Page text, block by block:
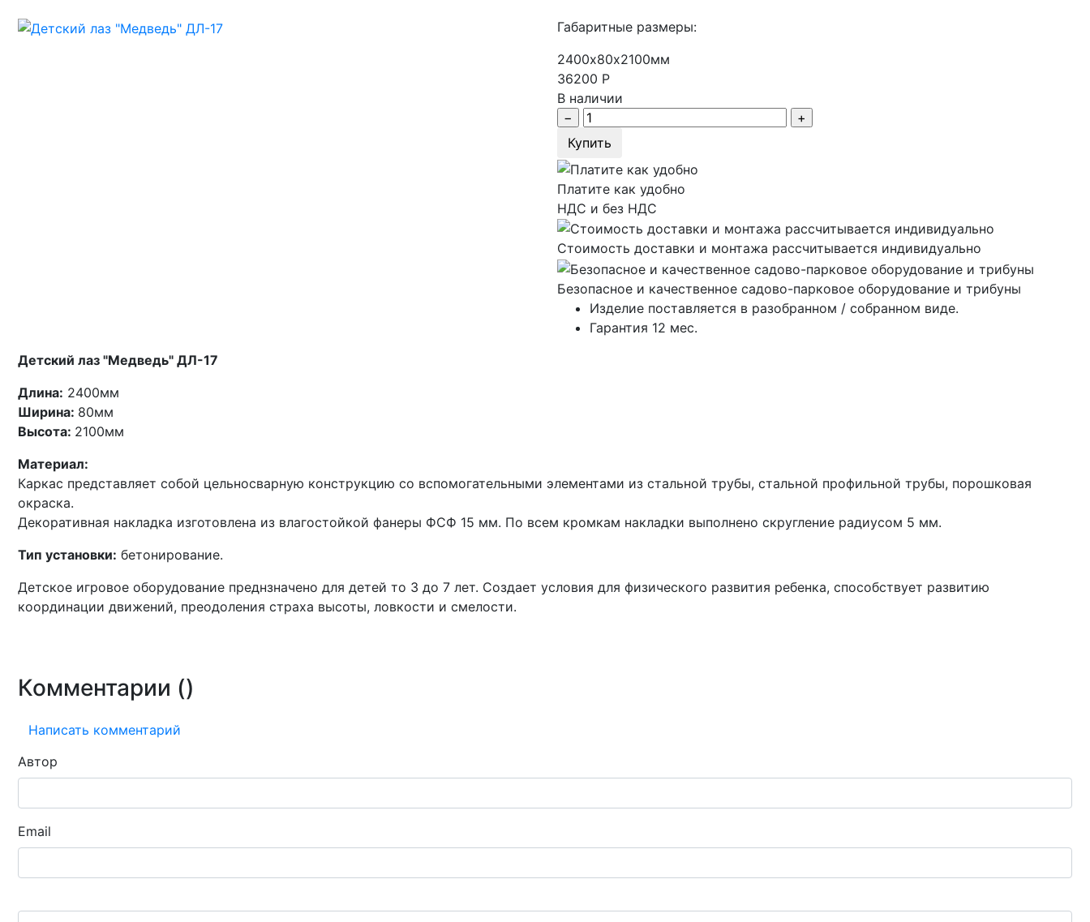
Габаритные размеры:
2400х80х2100мм
36200 Р
В наличии
Купить
Платите как удобно
НДС и без НДС
Стоимость доставки и монтажа рассчитывается индивидуально
Безопасное и качественное садово-парковое оборудование и трибуны
Изделие поставляется в разобранном / собранном виде.
Гарантия 12 мес.
Детский лаз "Медведь" ДЛ-17
Длина: 2400мм
Ширина: 80мм
Высота: 2100мм
Материал:
Каркас представляет собой цельносварную конструкцию со вспомогательными элементами из стальной трубы, стальной профильной трубы, порошковая
окраска.
Декоративная накладка изготовлена из влагостойкой фанеры ФСФ 15 мм. По всем кромкам накладки выполнено скругление радиусом 5 мм.
Тип установки: бетонирование.
Детское игровое оборудование преднзначено для детей то 3 до 7 лет. Создает условия для физического развития ребенка, способствует развитию
координации движений, преодоления страха высоты, ловкости и смелости.
Комментарии ()
Написать комментарий
Автор
Email